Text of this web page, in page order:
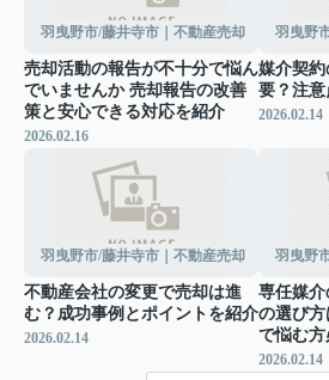
羽曳野市/藤井寺市｜不動産売却
売却活動の報告が不十分で悩ん
でいませんか 売却報告の改善
策と安心できる対応を紹介
2026.02.16
羽曳野
媒介契
要？注
2026.02.14
羽曳野市/藤井寺市｜不動産売却
不動産会社の変更で売却は進
む？成功事例とポイントを紹介
2026.02.14
羽曳野
専任媒
の選び方
で悩む方
2026.02.14